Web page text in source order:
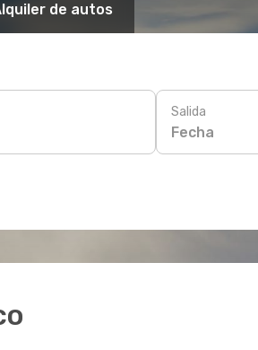
de autos
Salida
Fecha